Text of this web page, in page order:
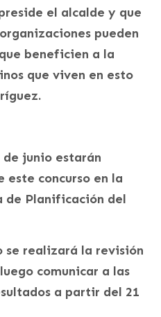
el alcalde y que
pueden
beneficien a la
que viven en esto
de junio estarán
este concurso en la
de Planificación del
se realizará la revisión
comunicar a las
a partir del 21